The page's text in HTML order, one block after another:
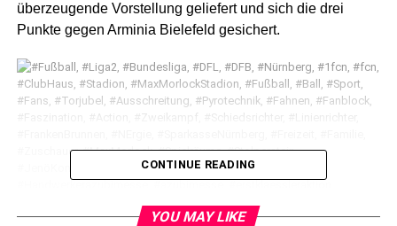
überzeugende Vorstellung geliefert und sich die drei
Punkte gegen Arminia Bielefeld gesichert.
CONTINUE READING
YOU MAY LIKE